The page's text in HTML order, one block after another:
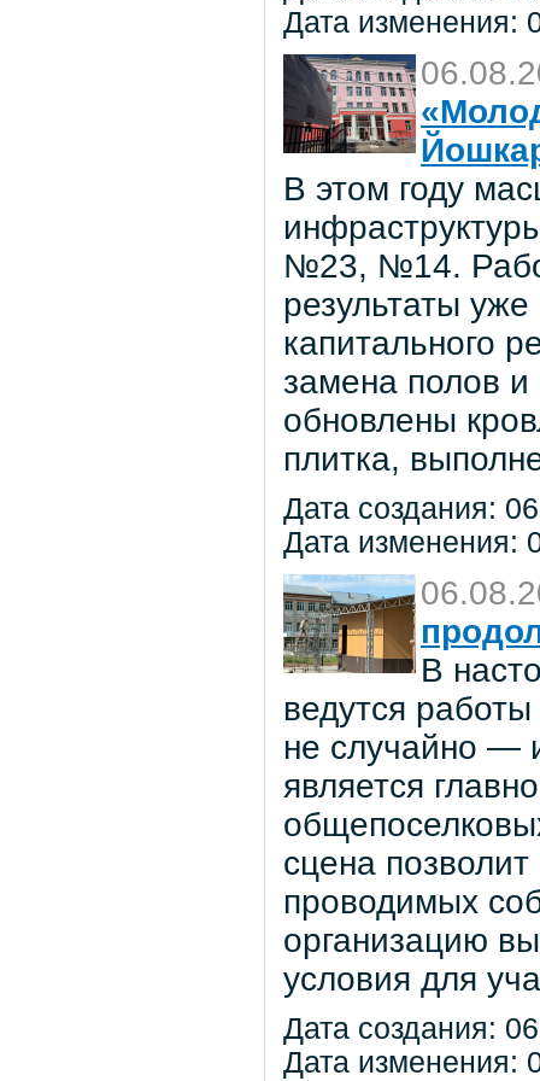
Дата изменения:
В этом году
№23, №14.
результаты
капитального
замена полов
обновлены
плитка,
Дата создания:
Дата изменения:
В
ведутся
не случайно —
является
сцена
проводимых
организацию
условия для
Дата создания:
Дата изменения: